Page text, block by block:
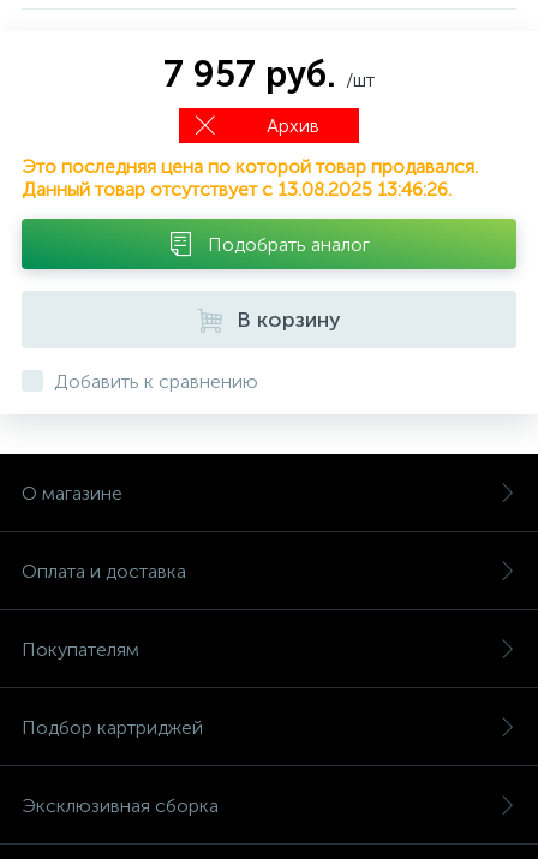
7 957 руб. /шт
Архив
Это последняя цена по которой товар продавался.
Данный товар отсутствует с 13.08.2025 13:46:26.
Подобрать аналог
В корзину
Добавить к сравнению
О магазине
Оплата и доставка
Покупателям
Подбор картриджей
Эксклюзивная сборка